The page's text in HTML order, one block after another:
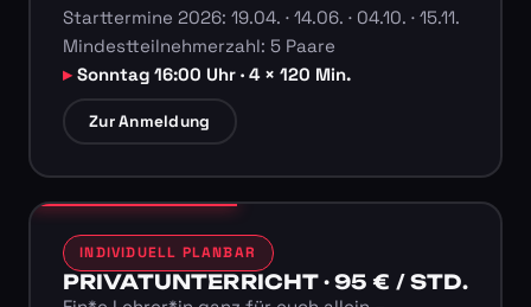
Starttermine 2026: 19.04. · 14.06. · 04.10. · 15.11.
Mindestteilnehmerzahl: 5 Paare
Sonntag 16:00 Uhr · 4 × 120 Min.
Zur Anmeldung
INDIVIDUELL PLANBAR
PRIVATUNTERRICHT · 95 € / STD.